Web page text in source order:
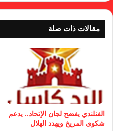
مقالات ذات صلة
الفنلندي يفضح لجان الإتحاد.. يدعم
شكوى المريخ ويهدد الهلال